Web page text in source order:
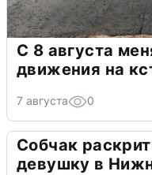
С 8 августа
движения на
7 августа 0
Собчак
девушку в